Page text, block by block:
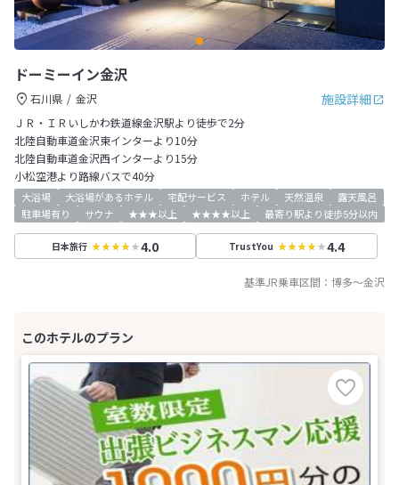
ドーミーイン金沢
施設詳細
石川県
金沢
ＪＲ・ＩＲいしかわ鉄道線金沢駅より徒歩で2分
北陸自動車道金沢東インターより10分
北陸自動車道金沢西インターより15分
小松空港より路線バスで40分
大浴場 大浴場があるホテル 宅配サービス ホテル 天然温泉
露天風呂
駐車場有り
サウナ ★★★以上 ★★★★以上 最寄り駅より徒歩5分以内
日本旅行 4.0 TrustYou 4.4
基準JR乗車区間： 博多～金沢